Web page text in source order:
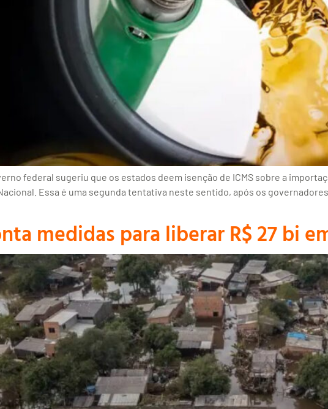
federal sugeriu que os estados deem isenção de ICMS sobre a
Essa é uma segunda tentativa neste sentido, após os
medidas para liberar R$ 27 bi